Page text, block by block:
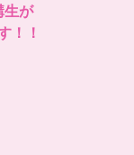
生が
！！